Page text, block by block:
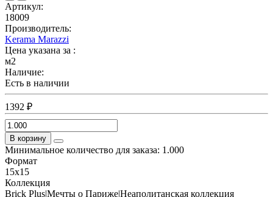
Артикул:
18009
Производитель:
Kerama Marazzi
Цена указана за :
м2
Наличие:
Есть в наличии
1392 ₽
В корзину
Минимальное количество для заказа: 1.000
Формат
15x15
Коллекция
Brick Plus|Мечты о Париже|Неаполитанская коллекция